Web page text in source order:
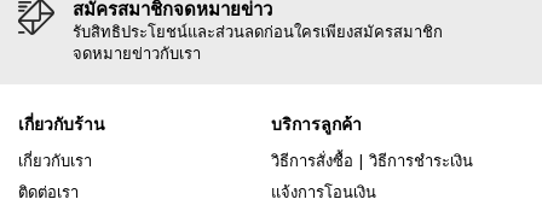
สมัครสมาชิกจดหมายข่าว
รับสิทธิประโยชน์และส่วนลดก่อนใครเพียงสมัครสมาชิก
จดหมายข่าวกับเรา
เกี่ยวกับร้าน
เกี่ยวกับเรา
ติดต่อเรา
บริการลูกค้า
วิธีการสั่งซื้อ | วิธีการชำระเงิน
แจ้งการโอนเงิน